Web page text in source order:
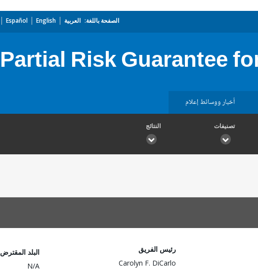
الصفحة باللغة: العربية English
Español
Partial Risk Guarantee
أخبار ووسائط إعلام
تصنيفات النتائج
رئيس الفريق
Carolyn F. DiCarlo
البلد المقترض
N/A